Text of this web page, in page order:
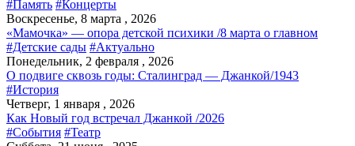
#Память #Концерты
Воскресенье, 8 марта , 2026
«Мамочка» — опора детской психики /8 марта о главном
#Детские сады #Актуально
Понедельник, 2 февраля , 2026
О подвиге сквозь годы: Сталинград — Джанкой/1943
#История
Четверг, 1 января , 2026
Как Новый год встречал Джанкой /2026
#События #Театр